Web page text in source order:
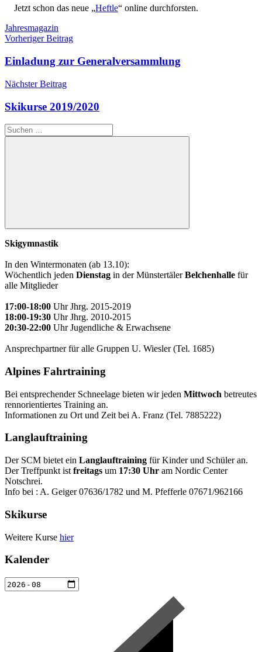
Jetzt schon das neue „Heftle“ online durchforsten.
Jahresmagazin
Beitragsnavigation
Vorheriger Beitrag
Einladung zur Generalversammlung
Nächster Beitrag
Skikurse 2019/2020
Suchen
nach:
Suchen
Skigymnastik
In den Wintermonaten (ab 13.10):
Wöchentlich jeden Dienstag in der MünstertälerBelchenhalle für
alle Mitglieder
17:00-18:00 Uhr Jhrg. 2015-2019
18:00-19:30 Uhr Jhrg. 2010-2015
20:30-22:00 Uhr Jugendliche & Erwachsene
Ansprechpartner für alle Gruppen U. Wiesler (Tel. 1685)
Alpines Fahrtraining
Bei entsprechender Schneelage bieten wir jeden Mittwoch betreutes
rennorientiertes Training an.
Informationen zu Ort und Zeit bei A. Franz (Tel. 7885222)
Langlauftraining
Der SCM bietet ein Langlauftraining für Kinder und Schüler an.
Der Treffpunkt ist freitags um 17:30 Uhr am Nordic Center
Notschrei.
Info bei : A. Geiger 07636/1782 und M. Pfefferle 07671/962166
Skikurse
Weitere Kurse hier
Kalender